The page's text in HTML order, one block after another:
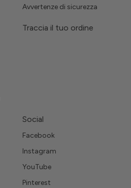
Avvertenze di sicurezza
Traccia il tuo ordine
Social
Facebook
Instagram
YouTube
Pinterest